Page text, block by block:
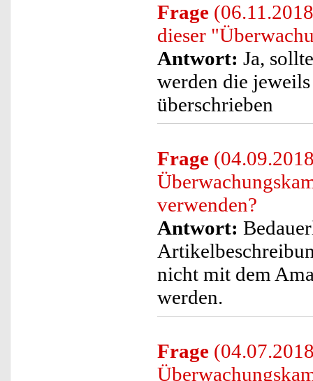
Frage
dieser
Antwort: Ja,
werden die
überschrieben
Frage
verwenden?
Antwort:
nicht mit dem
werden.
Frage